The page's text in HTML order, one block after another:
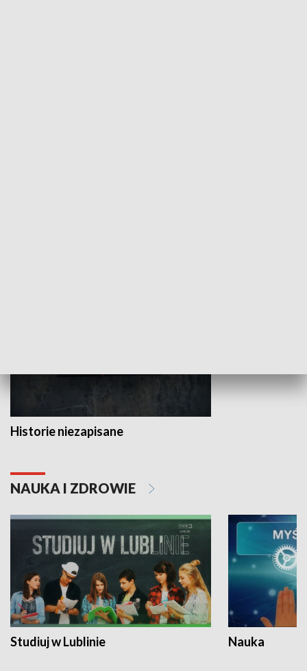
Historie niezapisane
NAUKA I ZDROWIE
Studiuj w Lublinie Nauka